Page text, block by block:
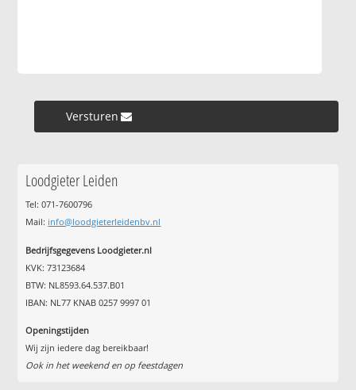
Versturen »
Loodgieter Leiden
Tel: 071-7600796
Mail: info@loodgieterleidenbv.nl
Bedrijfsgegevens Loodgieter.nl
KVK: 73123684
BTW: NL8593.64.537.B01
IBAN: NL77 KNAB 0257 9997 01
Openingstijden
Wij zijn iedere dag bereikbaar!
Ook in het weekend en op feestdagen